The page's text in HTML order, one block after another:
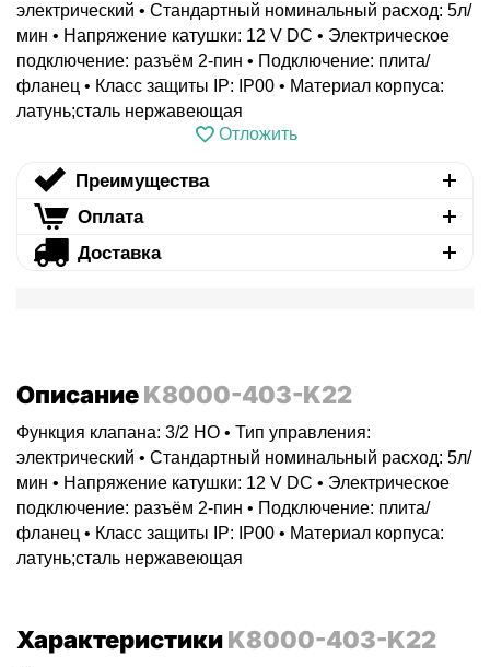
электрический • Стандартный номинальный расход: 5л/
мин • Напряжение катушки: 12 V DC • Электрическое
подключение: разъём 2-пин • Подключение: плита/
фланец • Класс защиты IP: IP00 • Материал корпуса:
латунь;сталь нержавеющая
Отложить
Преимущества
Оплата
Доставка
ОписаниеK8000-403-K22
Функция клапана: 3/2 НО • Тип управления:
электрический • Стандартный номинальный расход: 5л/
мин • Напряжение катушки: 12 V DC • Электрическое
подключение: разъём 2-пин • Подключение: плита/
фланец • Класс защиты IP: IP00 • Материал корпуса:
латунь;сталь нержавеющая
ХарактеристикиK8000-403-K22